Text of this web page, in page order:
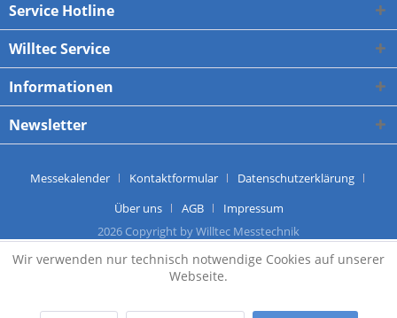
Service Hotline
Willtec Service
Informationen
Newsletter
Messekalender Kontaktformular
Datenschutzerklärung
Über uns
AGB
Impressum
2026 Copyright by Willtec Messtechnik
Wir verwenden nur technisch notwendige Cookies auf unserer
Webseite.